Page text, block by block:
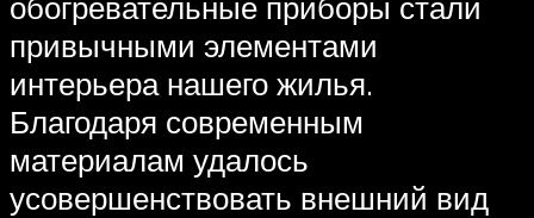
привычными элементами
интерьера нашего жилья.
Благодаря современным
материалам удалось
усовершенствовать внешний вид